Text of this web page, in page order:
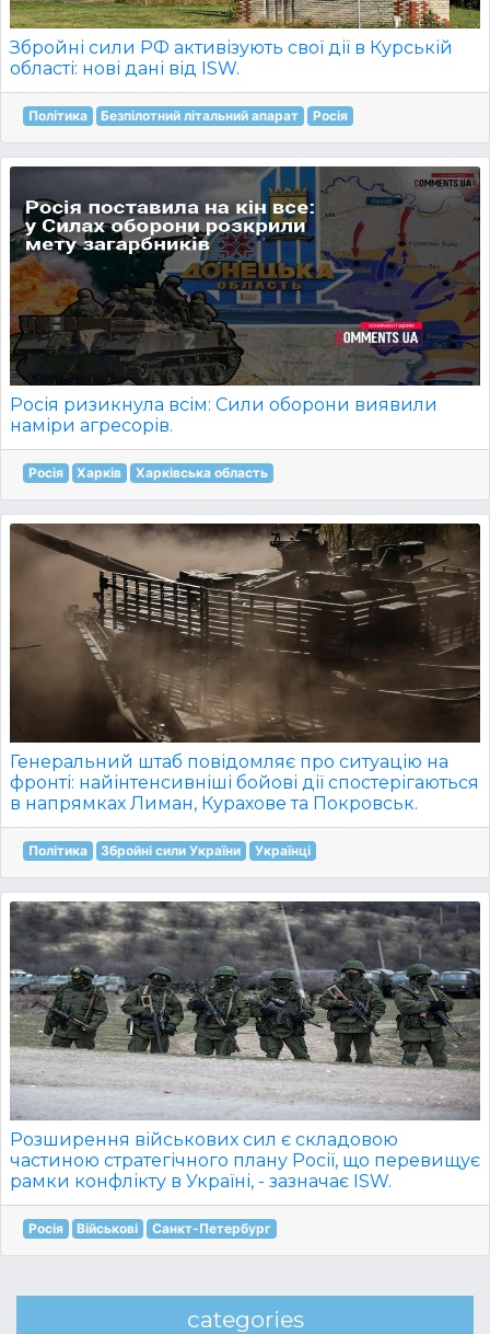
Збройні сили РФ активізують свої дії в Курській
області: нові дані від ISW.
Політика Безпілотний літальний апарат Росія
Росія ризикнула всім: Сили оборони виявили
наміри агресорів.
Росія Харків Харківська область
Генеральний штаб повідомляє про ситуацію на
фронті: найінтенсивніші бойові дії спостерігаються
в напрямках Лиман, Курахове та Покровськ.
Політика Збройні сили України Українці
Розширення військових сил є складовою
частиною стратегічного плану Росії, що перевищує
рамки конфлікту в Україні, - зазначає ISW.
Росія Військові Санкт-Петербург
categories